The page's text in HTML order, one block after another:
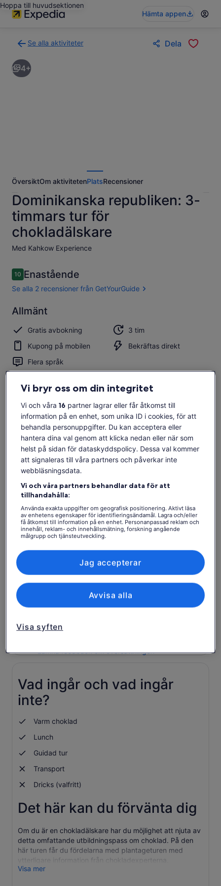
Hoppa till huvudsektionen
Hämta appen
Se alla aktiviteter
tillbaka
till
resultatsidan
Dela
4+
ÖversiktOm aktivitetenPlatsRecensioner
Dominikanska republiken: 3-
timmars tur för
chokladälskare
Med Kahkow Experience
Recensioner
1010 av 10,
Enastående
Se alla 2 recensioner från GetYourGuide
10.010.0 av 10
Enastående
Se alla 2
recensioner
från
GetYourGuide
Allmänt
Gratis avbokning
3 tim
Kupong på mobilen
Bekräftas direkt
Flera språk
Översikt
Besök den ekologiska kakaoplantagen och lär dig alla
hemligheter som döljer sig bakom kvalitetschoklad
Så din egen kakaoplanta
Följ luktsinnet till chokladfabriken, där du får lära dig mer
om den sista processen i tillverkningen av utsökt choklad
Lär dig om den dominikanska kulturen på ett roligt sätt
Se tillgänglighet
Datum
mån 10 aug. - mån 24 aug.
maskinöversättning
Lämna feedback om översättningenÖppnas
flik
Vad ingår och vad ingår
inte?
Varm choklad
Lunch
Guidad tur
Transport
Dricks (valfritt)
Det här kan du förvänta dig
Om du är en chokladälskare har du möjlighet att njuta av
detta omfattande utbildningspass om choklad. På den
här turen får du fördelarna med plantageturen med
ytterligare information från chokladexperterna.
På den här turen kommer experterna att guida dig
Visa mer
Vi bryr oss om din integritet
Vi och våra 16 partner lagrar eller får åtkomst till
information på en enhet, som unika ID i cookies, för att
behandla personuppgifter. Du kan acceptera eller
hantera dina val genom att klicka nedan eller när som
helst på sidan för dataskyddspolicy. Dessa val kommer
att signaleras till våra partners och påverkar inte
webbläsningsdata.
Vi och våra partners behandlar data för att
tillhandahålla:
Använda exakta uppgifter om geografisk positionering. Aktivt läsa
av enhetens egenskaper för identifieringsändamål. Lagra och/eller
få åtkomst till information på en enhet. Personanpassad reklam och
innehåll, reklam- och innehållsmätning, forskning angående
målgrupp och tjänsteutveckling.
Visa syften
Avvisa alla
Jag accepterar